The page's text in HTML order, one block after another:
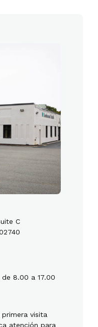
C
de 8.00 a 17.00
visita
atención para